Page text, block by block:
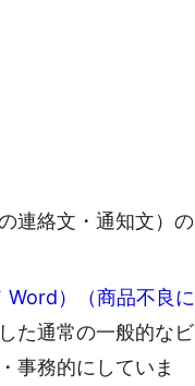
連絡文・通知文）の
）（商品不良に
た通常の一般的なビ
事務的にしていま